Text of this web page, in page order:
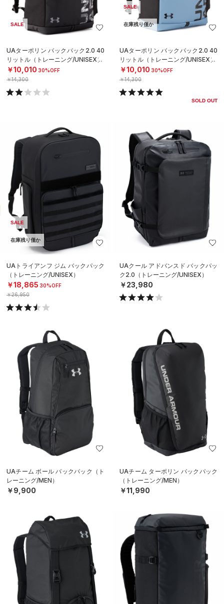
SALE
UAターポリン バックパック2.0 40
リットル（トレーニング/UNISEX）
￥10,010 30%OFF
￥14,300
SALE
在庫残り僅か
UAターポリン バックパック2.0 40
リットル（トレーニング/UNISEX）
￥10,010 30%OFF
￥14,300
SOLD OUT
SALE
在庫残り僅か
UAトライアンフ ジム バックパック
（トレーニング/UNISEX）
￥18,865 30%OFF
￥26,950
UAクール アドバンスド バックパッ
ク2.0（トレーニング/UNISEX）
￥23,980
UAチーム ボール バックパック（ト
レーニング/MEN）
￥9,900
UAチーム ターポリン バックパック
（トレーニング/MEN）
￥11,990